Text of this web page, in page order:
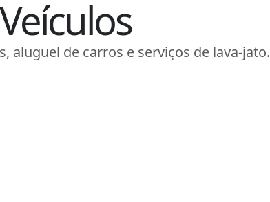
aluguel de carros e serviços de lava-jato.